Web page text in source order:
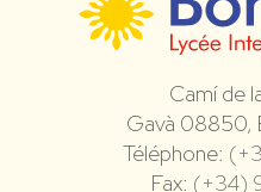
Camí de
Gavà 08850,
Téléphone:
Fax: (+34)